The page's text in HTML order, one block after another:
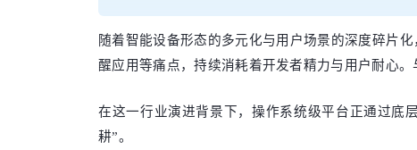
随着智能设备形态的多元化与用户场景的深度碎片
醒应用等痛点，持续消耗着开发者精力与用户耐心
在这一行业演进背景下，操作系统级平台正通过底
耕”。